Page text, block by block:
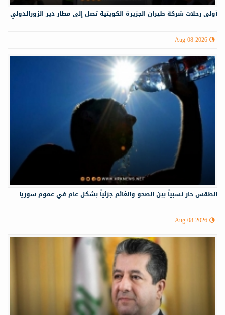
أولى رحلات شركة طيران الجزيرة الكويتية تصل إلى مطار دير الزورالدولي
Aug 08 2026
الطقس حار نسبياً بين الصحو والغائم جزئياً بشكل عام في عموم سوريا
Aug 08 2026